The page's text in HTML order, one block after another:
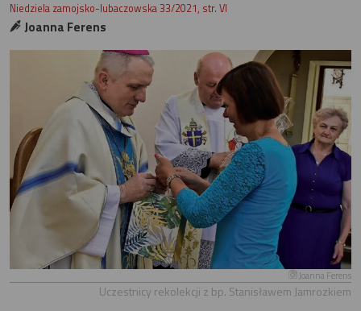
Niedziela zamojsko-lubaczowska 33/2021, str. VI
Joanna Ferens
Joanna Ferens
Uczestnicy rekolekcji z bp. Stanisławem Jamrozkiem